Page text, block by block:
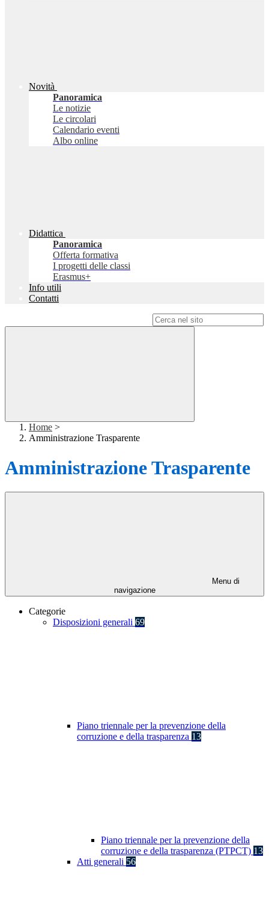
Novità
Panoramica
Le notizie
Le circolari
Calendario eventi
Albo online
Didattica
Panoramica
Offerta formativa
I progetti delle classi
Erasmus+
Info utili
Contatti
Home >
Amministrazione Trasparente
Amministrazione Trasparente
Menu di
navigazione
Categorie
Disposizioni generali 69
Piano triennale per la prevenzione della
corruzione e della trasparenza 13
Piano triennale per la prevenzione della
corruzione e della trasparenza (PTPCT) 13
Atti generali 56